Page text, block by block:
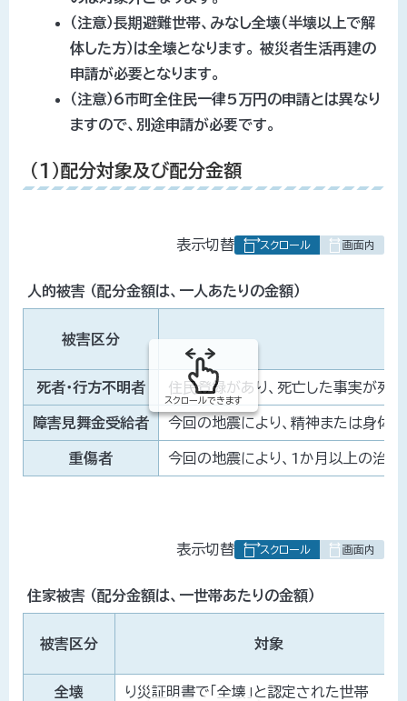
（注意）長期避難世帯、みなし全壊（半壊以上で解
体した方）は全壊となります。 被災者生活再建の
申請が必要となります。
（注意）6市町全住民一律5万円の申請とは異なり
ますので、別途申請が必要です。
（1）配分対象及び配分金額
表
み
の
表示切替
人的被害 （配分金額は、一人あたりの金額）
被害区分
死者・行方不明者 住民登録があり、死亡した事実が死
障害見舞金受給者 今回の地震により、精神または身体
重傷者 今回の地震により、1か月以上の治
スクロールできます
表
み
の
表示切替
住家被害 （配分金額は、一世帯あたりの金額）
被害区分 対象
全壊 り災証明書で「全壊」と認定された世帯